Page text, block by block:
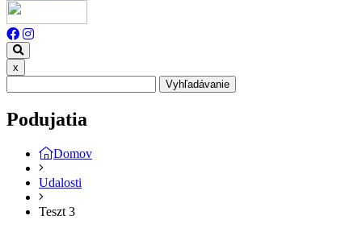
x
Vyhľadávanie
Podujatia
Domov
Udalosti
Teszt 3